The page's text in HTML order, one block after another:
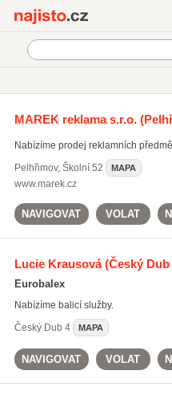
balírny(96)
etikety(282)
MAREK reklama s.r.o.
Nabízíme prodej reklamních
Pelhřimov, Školní 52 MAPA
www.marek.cz
NAVIGOVAT VOLAT
Lucie Krausová(Český Dub
Eurobalex
Nabízíme balicí služby.
Český Dub 4 MAPA
NAVIGOVAT VOLAT